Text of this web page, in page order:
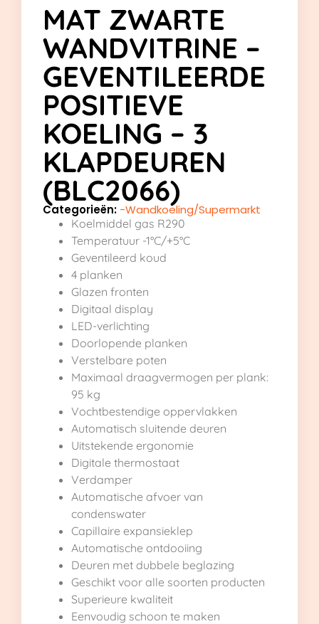
MAT ZWARTE
WANDVITRINE –
GEVENTILEERDE
POSITIEVE
KOELING – 3
KLAPDEUREN
(BLC2066)
Categorieën: -Wandkoeling/Supermarkt
Koelmiddel gas R290
Temperatuur -1°C/+5°C
Geventileerd koud
4 planken
Glazen fronten
Digitaal display
LED-verlichting
Doorlopende planken
Verstelbare poten
Maximaal draagvermogen per plank:
95 kg
Vochtbestendige oppervlakken
Automatisch sluitende deuren
Uitstekende ergonomie
Digitale thermostaat
Verdamper
Automatische afvoer van
condenswater
Capillaire expansieklep
Automatische ontdooiing
Deuren met dubbele beglazing
Geschikt voor alle soorten producten
Superieure kwaliteit
Eenvoudig schoon te maken